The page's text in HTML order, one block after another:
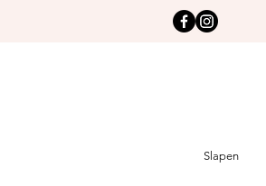
Slapen